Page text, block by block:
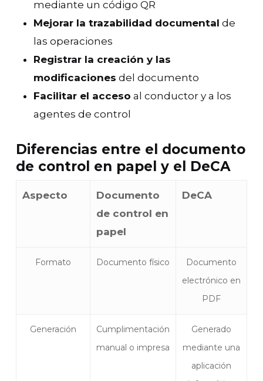
mediante un código QR
Mejorar la trazabilidad documental de
las operaciones
Registrar la creación y las
modificaciones del documento
Facilitar el acceso al conductor y a los
agentes de control
Diferencias entre el documento
de control en papel y el DeCA
Aspecto
Documento
de control en
papel
DeCA
Formato Documento físico
Documento
electrónico en
PDF
Generación
Cumplimentación
manual o impresa
Generado
mediante una
aplicación